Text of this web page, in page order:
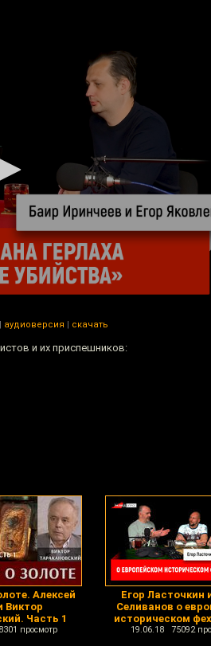
| аудиоверсия | скачать
и их приспешников:
Алексей
Виктор
Часть 1
просмотр
Егор Ласточкин
Селиванов о
историческом
19.06.18 75092